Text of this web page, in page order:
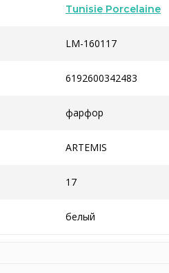
Tunisie Porcelaine
LM-160117
6192600342483
фарфор
ARTEMIS
17
белый